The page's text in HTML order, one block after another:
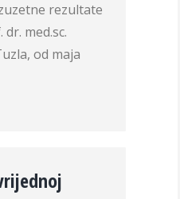
rezultate
med.sc.
od maja